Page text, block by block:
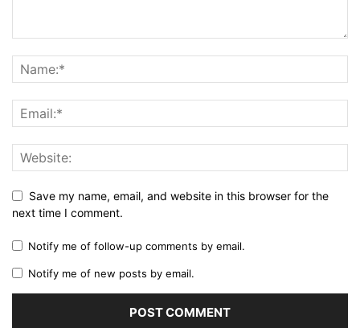
Save my name, email, and website in this browser for the
next time I comment.
Notify me of follow-up comments by email.
Notify me of new posts by email.